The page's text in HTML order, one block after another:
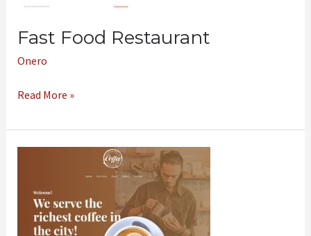
Fast Food Restaurant
Onero
Read More »